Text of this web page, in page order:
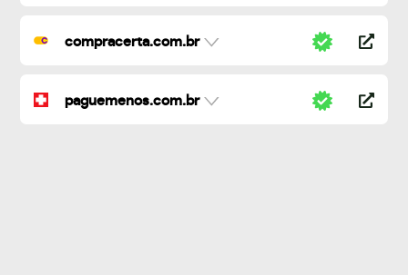
compracerta.com.br
paguemenos.com.br